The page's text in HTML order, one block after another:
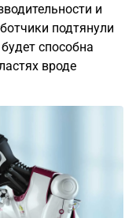
и
подтянули
способна
вроде